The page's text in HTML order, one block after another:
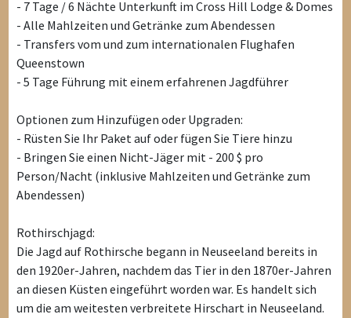
- 7 Tage / 6 Nächte Unterkunft im Cross Hill Lodge & Domes
- Alle Mahlzeiten und Getränke zum Abendessen
- Transfers vom und zum internationalen Flughafen
Queenstown
- 5 Tage Führung mit einem erfahrenen Jagdführer
Optionen zum Hinzufügen oder Upgraden:
- Rüsten Sie Ihr Paket auf oder fügen Sie Tiere hinzu
- Bringen Sie einen Nicht-Jäger mit - 200 $ pro
Person/Nacht (inklusive Mahlzeiten und Getränke zum
Abendessen)
Rothirschjagd:
Die Jagd auf Rothirsche begann in Neuseeland bereits in
den 1920er-Jahren, nachdem das Tier in den 1870er-Jahren
an diesen Küsten eingeführt worden war. Es handelt sich
um die am weitesten verbreitete Hirschart in Neuseeland.